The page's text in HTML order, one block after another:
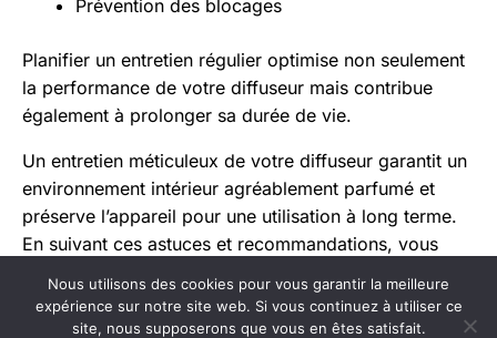
Prévention des blocages
Planifier un entretien régulier optimise non seulement
la performance de votre diffuseur mais contribue
également à prolonger sa durée de vie.
Un entretien méticuleux de votre diffuseur garantit un
environnement intérieur agréablement parfumé et
préserve l’appareil pour une utilisation à long terme.
En suivant ces astuces et recommandations, vous
N’oubliez pas d’adapter vos méthodes d’entretien au
type de diffuseur que vous possédez pour en
Nous utilisons des cookies pour vous garantir la meilleure
expérience sur notre site web. Si vous continuez à utiliser ce
site, nous supposerons que vous en êtes satisfait.